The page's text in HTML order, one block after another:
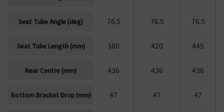
Seat Tube Angle (deg) 76.5 76.5 76.5
Seat Tube Length (mm) 380 420 445
Rear Centre (mm) 436 436 436
Bottom Bracket Drop (mm) 47 47 47